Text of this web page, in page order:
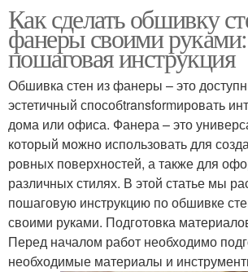
Как сделать обшивку
фанеры своими руками:
пошаговая инструкция
Обшивка стен из фанеры – это
эстетичный способtransformировать
дома или офиса. Фанера – это
который можно использовать для
ровных поверхностей, а также для
различных стилях. В этой статье мы
пошаговую инструкцию по обшивке
своими руками. Подготовка
Перед началом работ необходимо
необходимые материалы и